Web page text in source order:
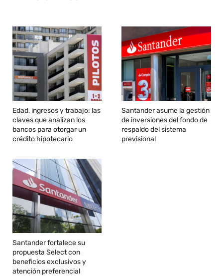
Edad, ingresos y trabajo: las
claves que analizan los
bancos para otorgar un
crédito hipotecario
Santander asume la gestión
de inversiones del fondo de
respaldo del sistema
previsional
Santander fortalece su
propuesta Select con
beneficios exclusivos y
atención preferencial